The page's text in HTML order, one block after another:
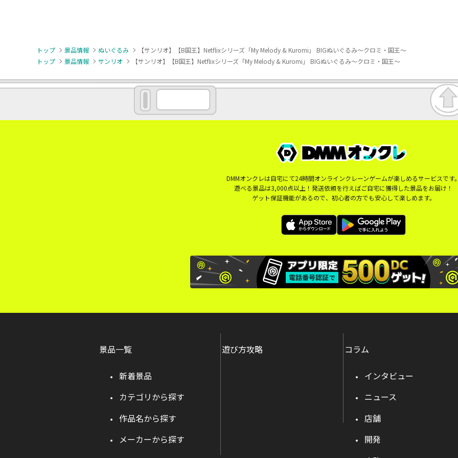
トップ 景品情報 ぬいぐるみ
【サンリオ】【B国王】Netflixシリーズ「My Melody & Kuromi」 BIGぬいぐるみ～クロミ・国王～
トップ
景品情報 サンリオ 【サンリオ】【B国王】Netflixシリーズ「My Melody & Kuromi」 BIGぬいぐるみ～クロミ・国王～
DMMオンクレは自宅にて24時間オンラインクレーンゲームが楽しめるサービスです
遊べる景品は3,000点以上！発送依頼を行えばご自宅に獲得した景品をお届け！
ゲット保証機能があるので、初心者の方でも安心して楽しめます。
景品一覧
新着景品
カテゴリから探す
作品名から探す
メーカーから探す
遊び方攻略 コラム
インタビュー
ニュース
店舗
開発